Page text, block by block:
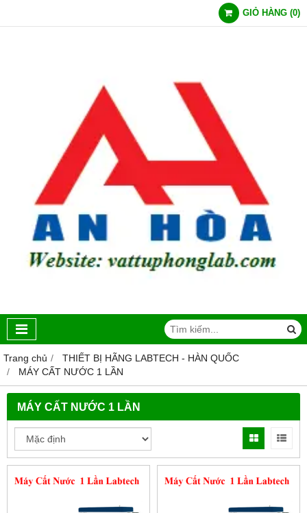
GIỎ HÀNG (0)
Trang chủ
THIẾT BỊ HÃNG LABTECH - HÀN QUỐC
MÁY CẤT NƯỚC 1 LẦN
MÁY CẤT NƯỚC 1 LẦN